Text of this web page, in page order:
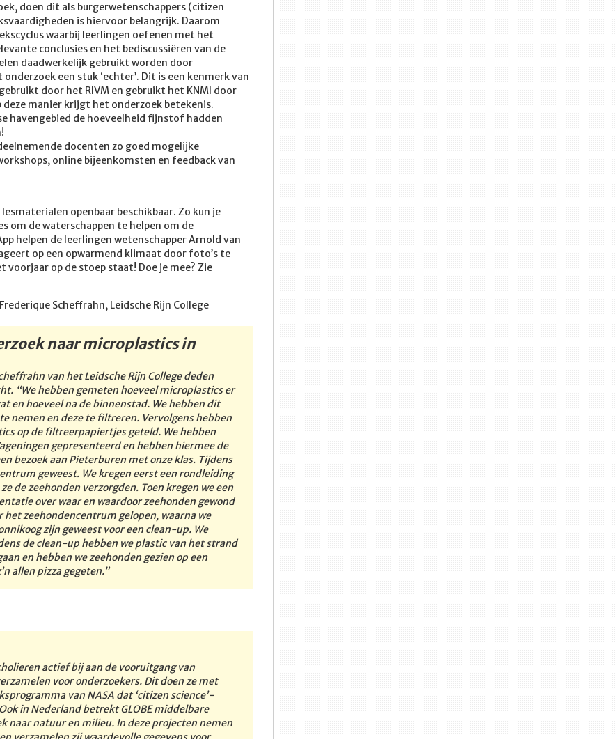
doen dit als burgerwetenschappers (citizen
is hiervoor belangrijk. Daarom
waarbij leerlingen oefenen met het
conclusies en het bediscussiëren van de
daadwerkelijk gebruikt worden door
een stuk ‘echter’. Dit is een kenmerk van
door het RIVM en gebruikt het KNMI door
manier krijgt het onderzoek betekenis.
havengebied de hoeveelheid fijnstof hadden
docenten zo goed mogelijke
online bijeenkomsten en feedback van
openbaar beschikbaar. Zo kun je
om de waterschappen te helpen om de
helpen de leerlingen wetenschapper Arnold van
op een opwarmend klimaat door foto’s te
op de stoep staat! Doe je mee? Zie
Scheffrahn, Leidsche Rijn College
naar microplastics in
van het Leidsche Rijn College deden
“We hebben gemeten hoeveel microplastics er
en hoeveel na de binnenstad. We hebben dit
nemen en deze te filtreren. Vervolgens hebben
op de filtreerpapiertjes geteld. We hebben
gepresenteerd en hebben hiermee de
bezoek aan Pieterburen met onze klas. Tijdens
geweest. We kregen eerst een rondleiding
de zeehonden verzorgden. Toen kregen we een
over waar en waardoor zeehonden gewond
het zeehondencentrum gelopen, waarna we
zijn geweest voor een clean-up. We
de clean-up hebben we plastic van het strand
en hebben we zeehonden gezien op een
allen pizza gegeten.”
actief bij aan de vooruitgang van
voor onderzoekers. Dit doen ze met
van NASA dat ‘citizen science’-
in Nederland betrekt GLOBE middelbare
naar natuur en milieu. In deze projecten nemen